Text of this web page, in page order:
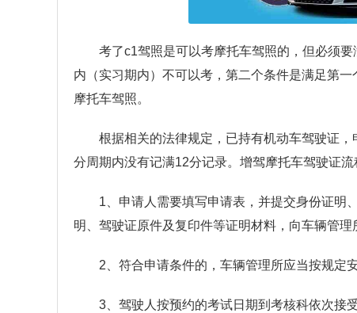
考了c1驾照是可以考摩托车驾照的，但必须
内（实习期内）不可以考，第二个条件是满足第
摩托车驾照。
根据相关的法律规定，已持有机动车驾驶证
分周期内没有记满12分记录。增驾摩托车驾驶证流
1、申请人需要填写申请表，并提交身份证明
明、驾驶证原件及复印件等证明材料，向车辆管理
2、符合申请条件的，车辆管理所应当按规定
3、驾驶人按预约的考试日期到考核科依次接